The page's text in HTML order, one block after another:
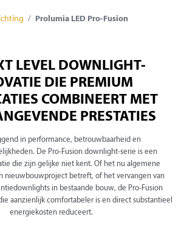
Prolumia LED Pro-Fusion
LEVEL DOWNLIGHT-
DIE PREMIUM
COMBINEERT MET
PRESTATIES
in performance, betrouwbaarheid en
De Pro-Fusion downlight-serie is een
die zijn gelijke niet kent. Of het nu algemene
nieuwbouwproject betreft, of het vervangen van
in bestaande bouw, de Pro-Fusion
aanzienlijk comfortabeler is en direct substantieel
energiekosten reduceert.